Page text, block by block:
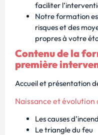
faciliter
Notre formation
risques et des
propres à votre
Contenu de la
première
Accueil et présentation
Naissance et évolution
Les causes
Le triangle du feu